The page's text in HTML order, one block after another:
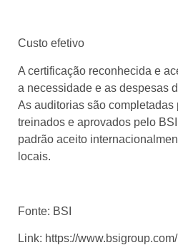
Custo efetivo
A certificação reconhecida e
a necessidade e as despesas
As auditorias são completadas
treinados e aprovados pelo
padrão aceito
locais.
Fonte: BSI
Link: https://